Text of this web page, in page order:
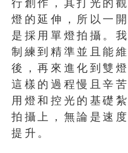
行創作，其打光的
燈的延伸，所以一
是採用單燈拍攝。
制練到精準並且能
後，再來進化到雙
這樣的過程慢且辛
用燈和控光的基礎
拍攝上，無論是速
提升。